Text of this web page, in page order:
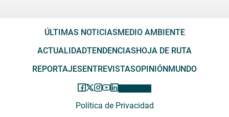
ÚLTIMAS NOTICIASMEDIO AMBIENTE
ACTUALIDADTENDENCIASHOJA DE RUTA
REPORTAJESENTREVISTASOPINIÓNMUNDO
Política de Privacidad